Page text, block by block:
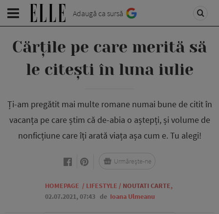
Adaugă ca sursă
Cărțile pe care merită să
le citești în luna iulie
Ți-am pregătit mai multe romane numai bune de citit în
vacanța pe care știm că de-abia o aștepți, și volume de
nonficțiune care îți arată viața așa cum e. Tu alegi!
HOMEPAGE / LIFESTYLE / NOUTATI CARTE,
02.07.2021, 07:43 de Ioana Ulmeanu
Urmărește-ne